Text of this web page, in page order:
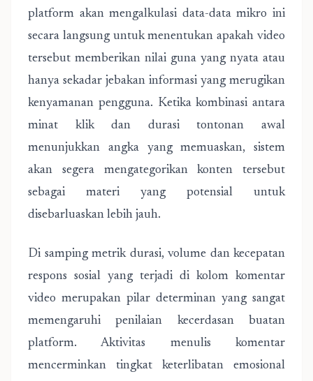
platform akan mengalkulasi data-data mikro ini
secara langsung untuk menentukan apakah video
tersebut memberikan nilai guna yang nyata atau
hanya sekadar jebakan informasi yang merugikan
kenyamanan pengguna. Ketika kombinasi antara
minat klik dan durasi tontonan awal
menunjukkan angka yang memuaskan, sistem
akan segera mengategorikan konten tersebut
sebagai materi yang potensial untuk
disebarluaskan lebih jauh.
Di samping metrik durasi, volume dan kecepatan
respons sosial yang terjadi di kolom komentar
video merupakan pilar determinan yang sangat
memengaruhi penilaian kecerdasan buatan
platform. Aktivitas menulis komentar
mencerminkan tingkat keterlibatan emosional